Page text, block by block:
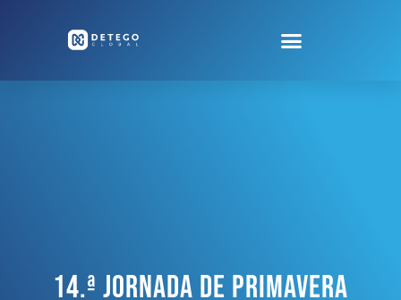
14.ª Jornada De Primavera